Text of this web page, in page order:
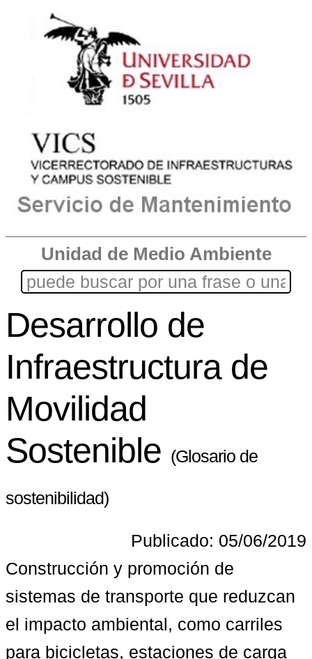
Unidad de Medio Ambiente
Desarrollo de
Infraestructura de
Movilidad
Sostenible (Glosario de
sostenibilidad)
Publicado: 05/06/2019
Construcción y promoción de
sistemas de transporte que reduzcan
el impacto ambiental, como carriles
para bicicletas, estaciones de carga